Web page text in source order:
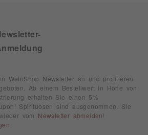
WeinShop Newsletter an und profitieren
Ab einem Bestellwert in Höhe von
erhalten Sie einen 5%
Spirituosen sind ausgenommen. Sie
vom
Newsletter abmelden !